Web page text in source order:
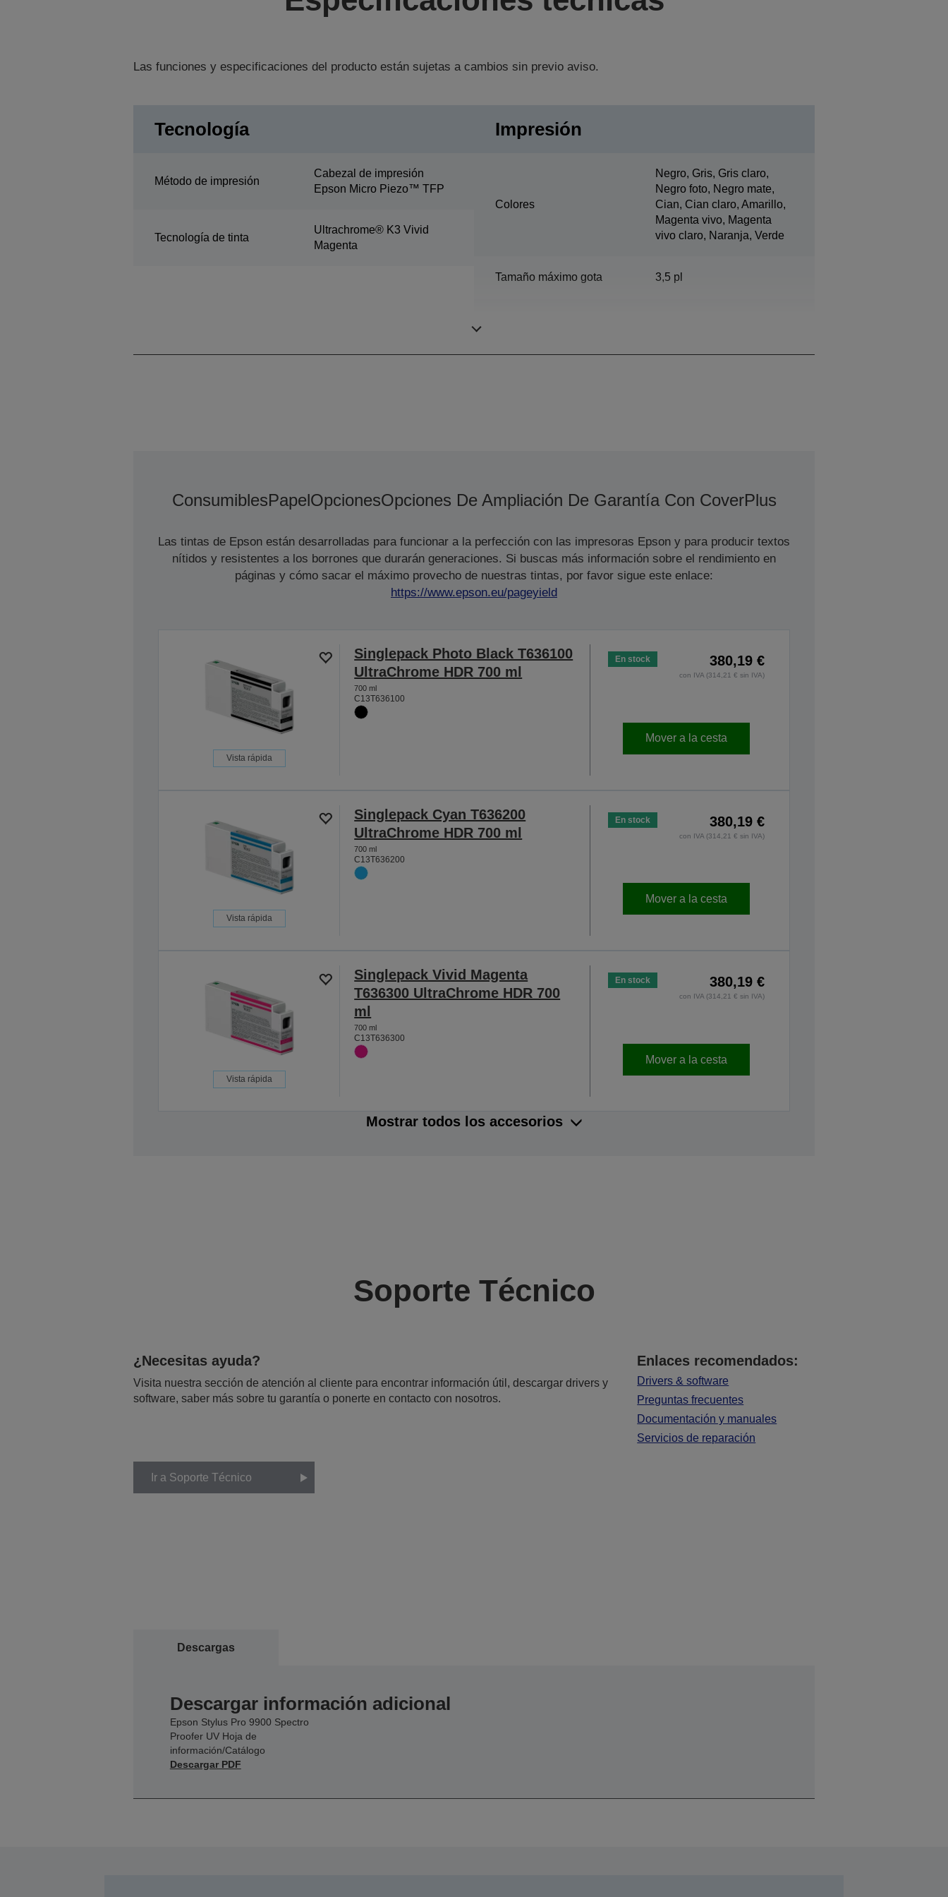
Las funciones y especificaciones del producto están sujetas a cambios sin previo aviso.
Tecnología
Método de impresión
Cabezal de impresión
Epson Micro Piezo™ TFP
Tecnología de tinta
Ultrachrome® K3 Vivid
Magenta
Impresión
Colores
Negro, Gris, Gris claro,
Negro foto, Negro mate,
Cian, Cian claro, Amarillo,
Magenta vivo, Magenta
vivo claro, Naranja, Verde
Tamaño máximo gota 3,5 pl
ConsumiblesPapelOpcionesOpciones De Ampliación De Garantía Con CoverPlus
Las tintas de Epson están desarrolladas para funcionar a la perfección con las impresoras Epson y para producir textos
nítidos y resistentes a los borrones que durarán generaciones. Si buscas más información sobre el rendimiento en
páginas y cómo sacar el máximo provecho de nuestras tintas, por favor sigue este enlace:
https://www.epson.eu/pageyield
Vista rápida
Singlepack Photo Black T636100
UltraChrome HDR 700 ml
700 ml
C13T636100
En stock 380,19 €
con IVA (314,21 € sin IVA)
Mover a la cesta
Vista rápida
Singlepack Cyan T636200
UltraChrome HDR 700 ml
700 ml
C13T636200
En stock 380,19 €
con IVA (314,21 € sin IVA)
Mover a la cesta
Vista rápida
Singlepack Vivid Magenta
T636300 UltraChrome HDR 700
ml
700 ml
C13T636300
En stock 380,19 €
con IVA (314,21 € sin IVA)
Mover a la cesta
Mostrar todos los accesorios
Soporte Técnico
¿Necesitas ayuda?
Visita nuestra sección de atención al cliente para encontrar información útil, descargar drivers y
software, saber más sobre tu garantía o ponerte en contacto con nosotros.
Enlaces recomendados:
Drivers & software
Preguntas frecuentes
Documentación y manuales
Servicios de reparación
Ir a Soporte Técnico
Descargas
Descargar información adicional
Epson Stylus Pro 9900 Spectro
Proofer UV Hoja de
información/Catálogo
Descargar PDF